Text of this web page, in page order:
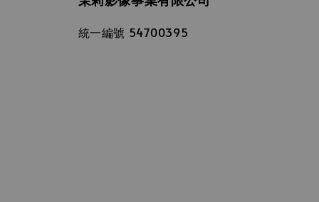
統一編號 54700395